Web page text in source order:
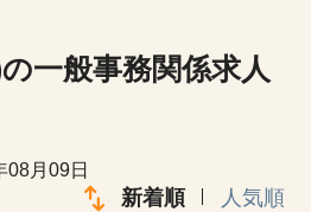
一般事務関係求人
08月09日
新着順 人気順
中国・四国